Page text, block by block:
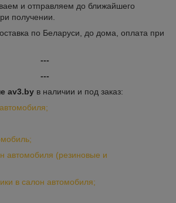
и отправляем до ближайшего
получении.
по Беларуси, до дома, оплата при
---
---
av3.by в наличии и под заказ:
автомобиля (резиновые и
в салон автомобиля;